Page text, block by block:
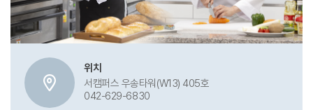
위치
서캠퍼스 우송타워(W13) 405호
042-629-6830